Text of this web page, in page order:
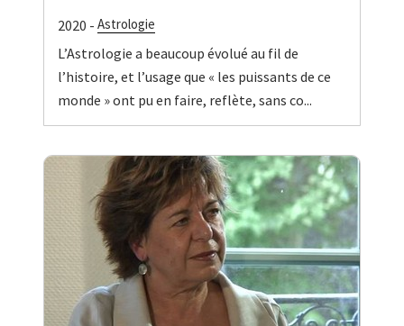
2020 - Astrologie
L’Astrologie a beaucoup évolué au fil de
l’histoire, et l’usage que « les puissants de ce
monde » ont pu en faire, reflète, sans co...